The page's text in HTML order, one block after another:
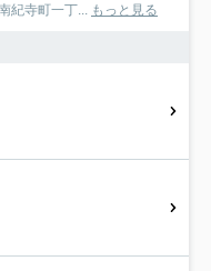
紀寺町一丁... もっと見る